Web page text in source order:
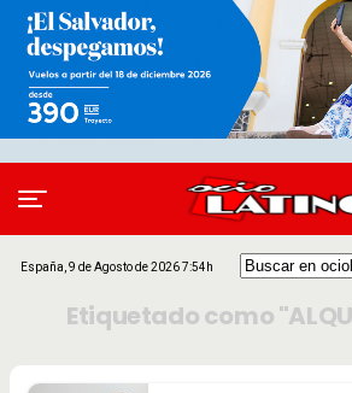
España, 9 de Agosto de 2026 7:54h
Etiquetado como